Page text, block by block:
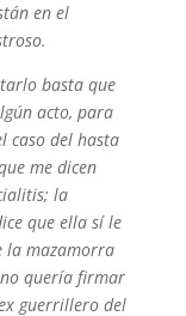
en el
basta que
acto, para
caso del hasta
me dicen
la
que ella sí le
la mazamorra
quería firmar
guerrillero del